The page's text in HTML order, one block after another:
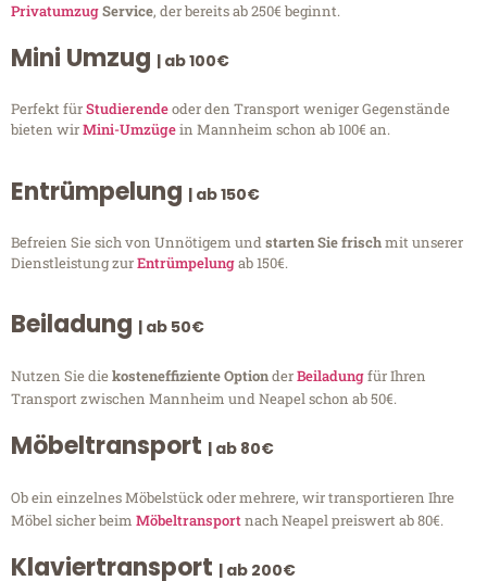
PrivatumzugService, der bereits ab 250€ beginnt.
Mini Umzug | ab 100€
Perfekt fürStudierendeoder den Transport weniger Gegenstände
bieten wirMini-Umzügein Mannheim schon ab 100€ an.
Entrümpelung | ab 150€
Befreien Sie sich von Unnötigem undstarten Sie frischmit unserer
Dienstleistung zurEntrümpelungab 150€.
Beiladung | ab 50€
Nutzen Sie diekosteneffiziente OptionderBeiladungfür Ihren
Transport zwischen Mannheim und Neapel schon ab 50€.
Möbeltransport | ab 80€
Ob ein einzelnes Möbelstück oder mehrere, wir transportieren Ihre
Möbel sicher beim Möbeltransportnach Neapel preiswert ab 80€.
Klaviertransport | ab 200€